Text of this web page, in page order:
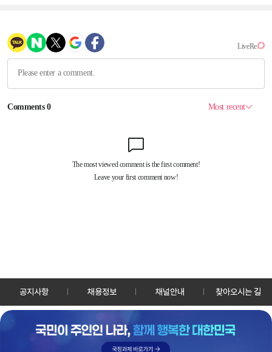
공지사항 채용정보 채널안내 찾아오시는 길
30128 세종특별자치시 정부2청사로 13 한국정책방송원 KTV
TEL: 044-204-8000
Copyrightⓒ KTV 국민방송 All Rights Reserved.